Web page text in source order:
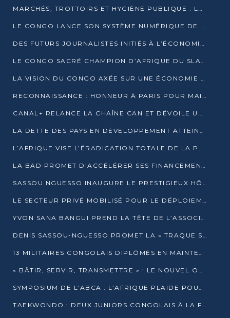
MARCHÉS, TROTTOIRS ET HYGIÈNE PUBLIQUE : LE GOUVERNEMENT DURCIT LE TON
LE CONGO LANCE SON SYSTÈME NUMÉRIQUE DE VÉRIFICATION DU BOIS
DES FUTURS JOURNALISTES INITIÉS À L’ÉCONOMIE BLEUE DURABLE
LE CONGO SACRÉ CHAMPION D’AFRIQUE DU SLAM 2025
LA VISION DU CONGO AXÉE SUR UNE ÉCONOMIE BAS CARBONE AU RENDEZ-VOUS DE MONACO 2025
RECONNAISSANCE : HONNEUR À PARIS POUR MAIXENT RAOUL OMINGA
CANAL+ RELANCE LA CHAÎNE CAN ET DÉVOILE UNE OFFRE EXCEPTIONNELLE POUR DÉCEMBRE
LA DETTE DES PAYS EN DÉVELOPPEMENT ATTEINT UN SOMMET HISTORIQUE ENTRE 2022 ET 2024
L’AFRIQUE VISE L’ÉRADICATION TOTALE DE LA POLIOMYÉLITE D’ICI 2026
LA BAD PROMET D’ACCÉLÉRER SES FINANCEMENTS AVEC LE MINISTÈRE DE L’ASSAINISSEMENT
SASSOU NGUESSO INAUGURE LE PRESTIGIEUX HÔTEL KEMPINSKI BRAZZAVILLE
LE SECTEUR PRIVÉ MOBILISÉ POUR LE DÉPLOIEMENT DE 19 MINI-CENTRALES SOLAIRES
YVON SANA BANGUI PREND LA TÊTE DE L’ASSOCIATION DES BANQUES CENTRALES AFRICAINES
DENIS SASSOU-NGUESSO PROMET LA « TRAQUE SANS RELÂCHE » DU GRAND BANDITISME
13 MILITAIRES CONGOLAIS DIPLÔMÉS EN MAINTENANCE INDUSTRIELLE APRÈS TROIS ANS DE FORMATION À L’UNIVERSITÉ MARIEN-NGOUABI
« BÂTIR, SERVIR, TRANSMETTRE » : LE NOUVEL OUVRAGE QUI INTERPELLE LES COLLECTIVITÉS
SYMPOSIUM DE L’ABCA : L’AFRIQUE PLAIDE POUR UN FINANCEMENT CLIMATIQUE ÉQUITABLE
TAEKWONDO : DEUX JUNIORS CONGOLAIS À LA FINALE D’OPEN SYRIES 2025 À ABIDJAN